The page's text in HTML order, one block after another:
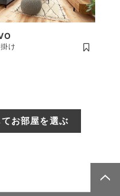
け
お部屋を選ぶ